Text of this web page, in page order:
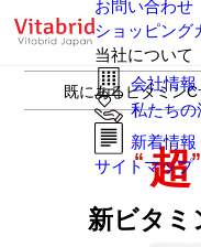
お問い合わせ
ショッピング
当社について
会社情報
私たちの
新着情報
サイトマップ
既にあるビタミン
“超”
新ビタミ